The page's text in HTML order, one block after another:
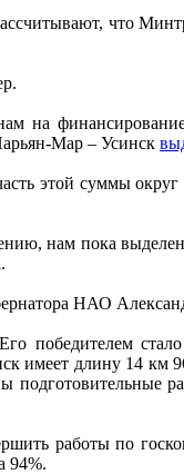
что
на
Мар – Усинск
этой суммы
нам пока
НАО
победителем
имеет длину 14 км
работы по
94%.